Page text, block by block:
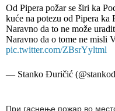
Od Pipera požar se širi ka
kuće na potezu od Pipera
Naravno da to ne može
Naravno da o tome ne misli
pic.twitter.com/ZBsrYyltml
— Stanko Đuričić
При гаснење пожар во